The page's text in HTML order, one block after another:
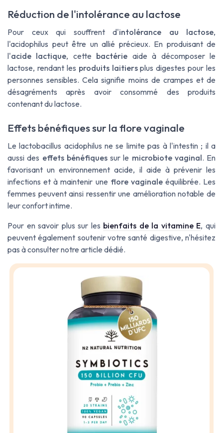
Réduction de l'intolérance au lactose
Pour ceux qui souffrent d'intolérance au lactose,
l'acidophilus peut être un allié précieux. En produisant de
l'acide lactique, cette bactérie aide à décomposer le
lactose, rendant les produits laitiersplus digestes pour les
personnes sensibles. Cela signifie moins de crampes et de
désagréments après avoir consommé des produits
contenant du lactose.
Effets bénéfiques sur la flore vaginale
Le lactobacillus acidophilus ne se limite pas à l'intestin ; il a
aussi des effets bénéfiquessur le microbiote vaginal. En
favorisant un environnement acide, il aide à prévenir les
infections et à maintenir une flore vaginaleéquilibrée. Les
femmes peuvent ainsi ressentir une amélioration notable de
leur confort intime.
Pour en savoir plus sur les bienfaits de la vitamine E, qui
peuvent également soutenir votre santé digestive, n'hésitez
pas à consulter notre article dédié.